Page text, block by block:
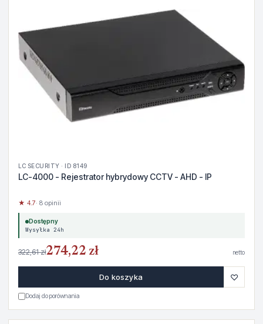
LC SECURITY · ID 8149
LC-4000 - Rejestrator hybrydowy CCTV - AHD - IP
★ 4.7· 8 opinii
Dostępny
Wysyłka 24h
322,61 zł274,22 zł netto
Do koszyka ♡
Dodaj do porównania